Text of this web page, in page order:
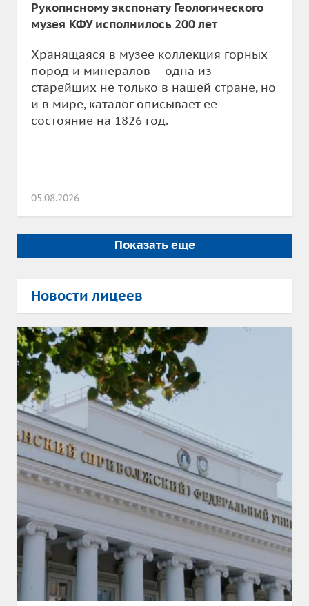
Рукописному экспонату Геологического
музея КФУ исполнилось 200 лет
Хранящаяся в музее коллекция горных
пород и минералов – одна из
старейших не только в нашей стране, но
и в мире, каталог описывает ее
состояние на 1826 год.
05.08.2026
Показать еще
Новости лицеев